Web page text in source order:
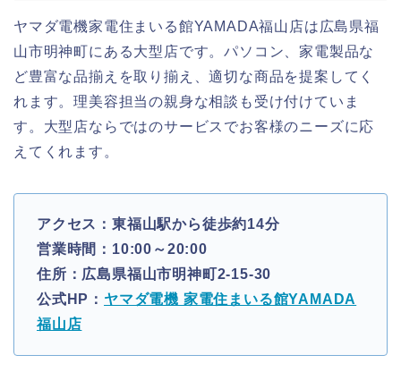
ヤマダ電機家電住まいる館YAMADA福山店は広島県福
山市明神町にある大型店です。パソコン、家電製品な
ど豊富な品揃えを取り揃え、適切な商品を提案してく
れます。理美容担当の親身な相談も受け付けていま
す。大型店ならではのサービスでお客様のニーズに応
えてくれます。
アクセス：東福山駅から徒歩約14分
営業時間：10:00～20:00
住所：広島県福山市明神町2-15-30
公式HP： ヤマダ電機 家電住まいる館YAMADA
福山店